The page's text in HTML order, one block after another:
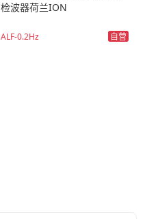
检波器荷兰ION
ALF-0.2Hz 自营